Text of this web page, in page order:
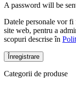
A password will be
Datele personale vor fi
site web, pentru a
scopuri descrise în
Înregistrare
Categorii de produse